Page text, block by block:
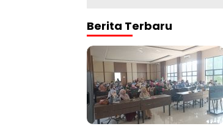
Berita Terbaru